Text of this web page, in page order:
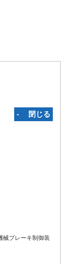
‐ 閉じる
械ブレーキ制御装